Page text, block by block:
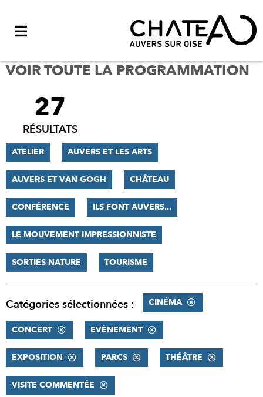
VOIR TOUTE LA PROGRAMMATION
FILTRER
RÉSULTATS
27
RÉSULTATS
ATELIER AUVERS ET LES ARTS
AUVERS ET VAN GOGH CHÂTEAU
CONFÉRENCE ILS FONT AUVERS...
LE MOUVEMENT IMPRESSIONNISTE
SORTIES NATURE TOURISME
Catégories sélectionnées : CINÉMA
CONCERT EVÈNEMENT
EXPOSITION PARCS THÉÂTRE
VISITE COMMENTÉE